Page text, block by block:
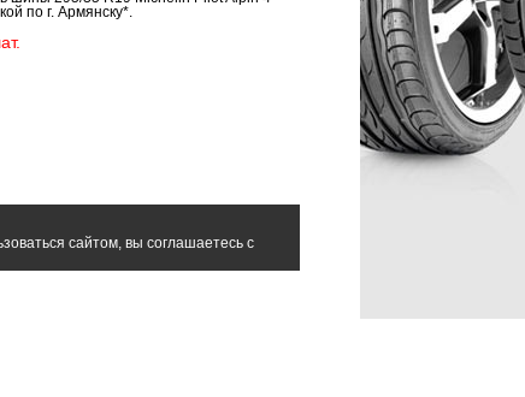
по г. Армянску*.
сайтом, вы соглашаетесь с